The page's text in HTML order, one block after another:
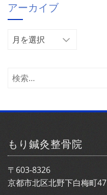
リ
ー
アーカイブ
ア
イ
検
もり鍼灸整骨院
〒603-8326
京都市北区北野下白梅町47